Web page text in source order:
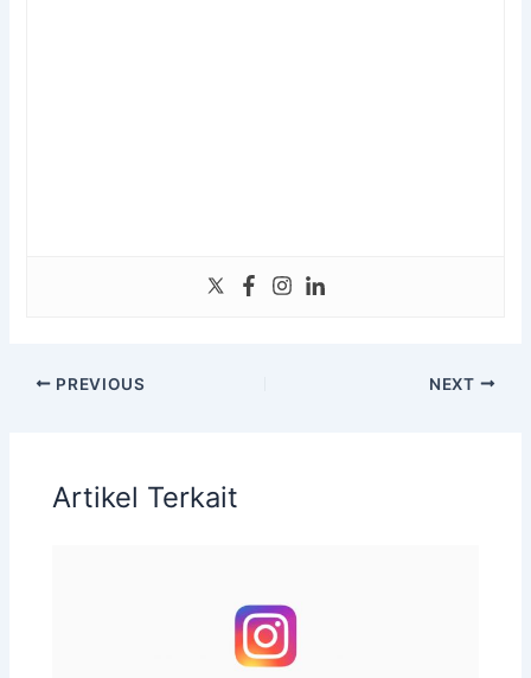
PREVIOUS NEXT
Artikel Terkait